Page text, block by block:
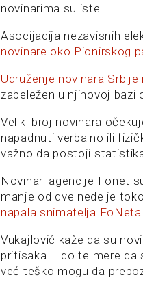
novinarima su iste.
Asocijacija nezavisnih
novinare oko Pionirskog
Udruženje novinara
zabeležen u njihovoj bazi
Veliki broj novinara
napadnuti verbalno ili
važno da postoji
Novinari agencije Fonet
manje od dve nedelje
napala snimatelja FoNeta
Vukajlović kaže da su
pritisaka – do te mere da
već teško mogu da